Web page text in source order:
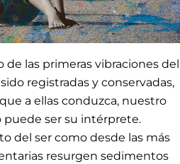
de las primeras vibraciones del
registradas y conservadas,
a ellas conduzca, nuestro
puede ser su intérprete.
del ser como desde las más
resurgen sedimentos